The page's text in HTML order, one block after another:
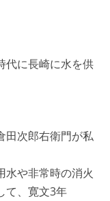
代に長崎に水を供
田次郎右衛門が私
水や非常時の消火
て、寛文3年